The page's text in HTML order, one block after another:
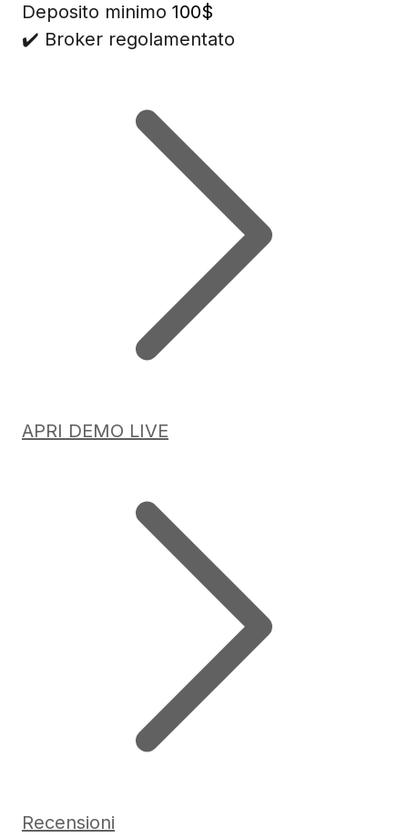
Deposito minimo 100$
✔️ Broker regolamentato
APRI DEMO LIVE
Recensioni